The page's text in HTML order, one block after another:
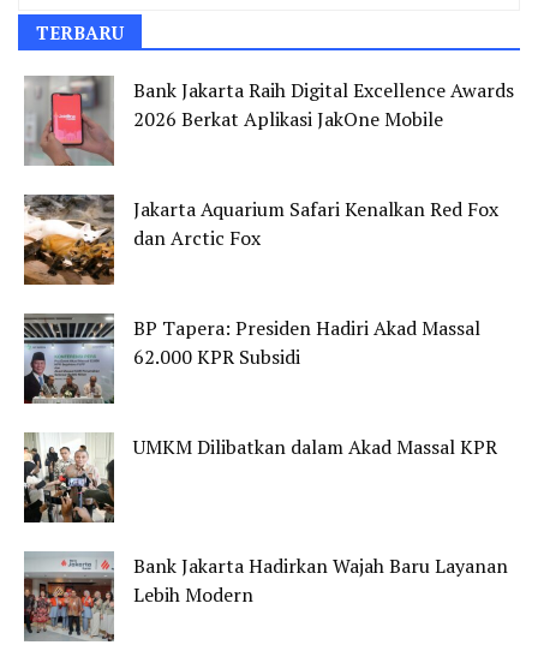
TERBARU
Bank Jakarta Raih Digital Excellence Awards
2026 Berkat Aplikasi JakOne Mobile
Jakarta Aquarium Safari Kenalkan Red Fox
dan Arctic Fox
BP Tapera: Presiden Hadiri Akad Massal
62.000 KPR Subsidi
UMKM Dilibatkan dalam Akad Massal KPR
Bank Jakarta Hadirkan Wajah Baru Layanan
Lebih Modern